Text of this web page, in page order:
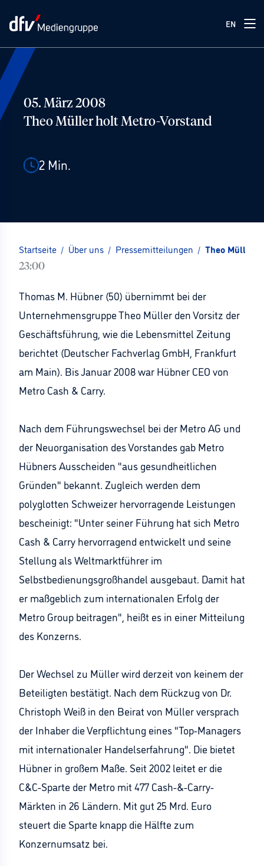
EN
05. März 2008
Theo Müller holt Metro-Vorstand
2 Min.
Startseite / Über uns / Pressemitteilungen / Theo Müller
23:00
Thomas M. Hübner (50) übernimmt bei der
Unternehmensgruppe Theo Müller den Vorsitz der
Geschäftsführung, wie die Lebensmittel Zeitung
berichtet (Deutscher Fachverlag GmbH, Frankfurt
am Main). Bis Januar 2008 war Hübner CEO von
Metro Cash & Carry.
Nach dem Führungswechsel bei der Metro AG und
der Neuorganisation des Vorstandes gab Metro
Hübners Ausscheiden "aus gesundheitlichen
Gründen" bekannt. Zugleich werden dem
polyglotten Schweizer hervorragende Leistungen
bescheinigt: "Unter seiner Führung hat sich Metro
Cash & Carry hervorragend entwickelt und seine
Stellung als Weltmarktführer im
Selbstbedienungsgroßhandel ausgebaut. Damit hat
er maßgeblich zum internationalen Erfolg der
Metro Group beitragen", heißt es in einer Mitteilung
des Konzerns.
Der Wechsel zu Müller wird derzeit von keinem der
Beteiligten bestätigt. Nach dem Rückzug von Dr.
Christoph Weiß in den Beirat von Müller versprach
der Inhaber die Verpflichtung eines "Top-Managers
mit internationaler Handelserfahrung". Die bietet
Hübner in großem Maße. Seit 2002 leitet er die
C&C-Sparte der Metro mit 477 Cash-&-Carry-
Märkten in 26 Ländern. Mit gut 25 Mrd. Euro
steuert die Sparte knapp die Hälfte zum
Konzernumsatz bei.